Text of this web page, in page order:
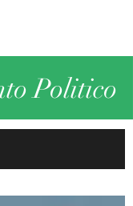
Politico